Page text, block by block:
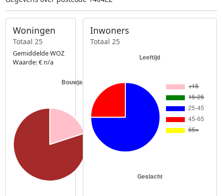
Woningen
Totaal 25
Gemiddelde WOZ
Waarde: € n/a
Inwoners
Totaal 25